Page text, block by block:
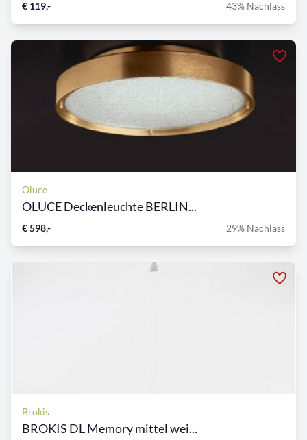
€ 119,- 43% Nachlass
Oluce
OLUCE Deckenleuchte BERLIN...
€ 598,- 29% Nachlass
Brokis
BROKIS DL Memory mittel wei...